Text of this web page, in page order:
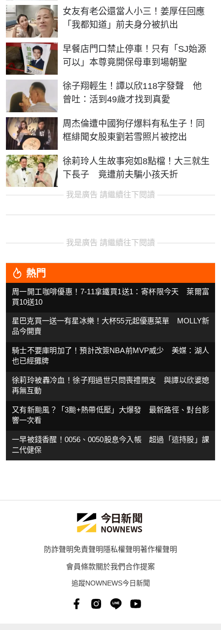
女友有老公還當人小三！姜厚任回應
「我都知道」前夫身分被扒出
早餐店門口禁止停車！只有「SJ始源
可以」本尊竟開保母車到場朝聖
徐子翔輕生！譚以欣118字發聲 他
曾吐：活到49歲才找到真愛
周杰倫遭中國狗仔爆料有私生子！同
框緋聞女股東劉若雪照片被挖出
徐莉玲人生故事宛如8點檔！大三就生
下長子 竟遭前夫騙小孩夭折
我是廣告 請繼續往下閱讀
我是廣告 請繼續往下閱讀
熱門
周一開工咖啡優惠！7-11拿鐵買1送1：寄杯限今天 萊爾富
買10送10
星巴克買一送一有星冰樂！大杯55元起優惠菜單 MOLLY新
品今開賣
騎士不要庫明加了！預計改簽NBA前MVP威少 美媒：湖人
也已經攤牌
徐莉玲被轟冷血！徐子翔過世只問喪禮開支 與譚以欣婆媳
再無互動
又有新颱風？「3颱+熱帶低壓」大爆發 最新路徑、對台影
響一次看
一早被錢香醒！0056、0050股息今入帳 超過「這持股」課
二代健保
防詐聲明免責聲明隱私權聲明著作權聲明
會員條款關於我們合作提案
追蹤NOWNEWS今日新聞